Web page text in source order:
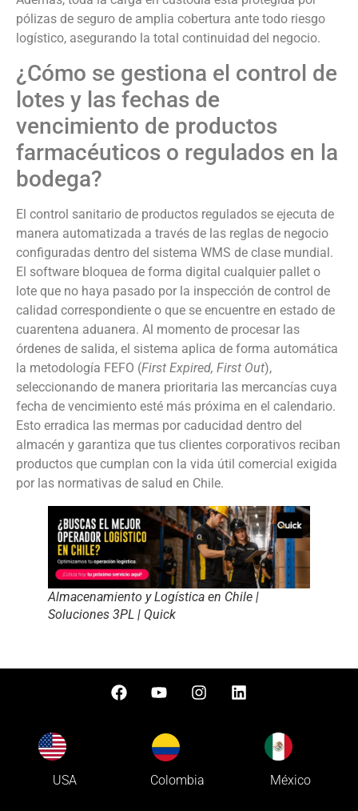
pólizas de seguro de amplia cobertura ante todo riesgo
logístico, asegurando la total continuidad del negocio.
¿Cómo se gestiona el control de
lotes y las fechas de
vencimiento de productos
farmacéuticos o regulados en la
bodega?
El control sanitario de productos regulados se ejecuta de
manera automatizada a través de las reglas de negocio
configuradas dentro del sistema WMS de clase mundial.
El software bloquea de forma digital cualquier pallet o
lote que no haya pasado por la inspección de control de
calidad correspondiente o que se encuentre en estado de
cuarentena aduanera. Al momento de procesar las
órdenes de salida, el sistema aplica de forma automática
la metodología FEFO (First Expired, First Out),
seleccionando de manera prioritaria las mercancías cuya
fecha de vencimiento esté más próxima en el calendario.
Esto erradica las mermas por caducidad dentro del
almacén y garantiza que tus clientes corporativos reciban
productos que cumplan con la vida útil comercial exigida
por las normativas de salud en Chile.
Almacenamiento y Logística en Chile |
Soluciones 3PL | Quick
USA Colombia México